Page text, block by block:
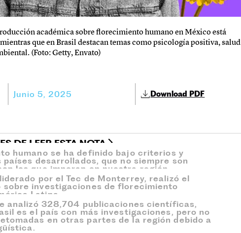
académica sobre florecimiento humano en México está
que en Brasil destacan temas como psicología positiva, salud
(Foto: Getty, Envato)
Junio 5, 2025 Download PDF
DE LEER ESTA NOTA
humano se ha definido bajo criterios y
países desarrollados, que no siempre son
los que imperan en nuestra región.
por el Tec de Monterrey, realizó el
sobre investigaciones de florecimiento
Latina.
analizó 328,704 publicaciones científicas,
es el país con más investigaciones, pero no
en otras partes de la región debido a